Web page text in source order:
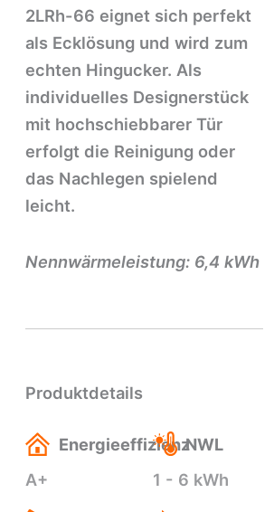
2LRh-66 eignet sich perfekt
als Ecklösung und wird zum
echten Hingucker. Als
individuelles Designerstück
mit hochschiebbarer Tür
erfolgt die Reinigung oder
das Nachlegen spielend
leicht.
Nennwärmeleistung: 6,4 kWh
Produktdetails
Energieeffizienz
A+
NWL
1 - 6 kWh